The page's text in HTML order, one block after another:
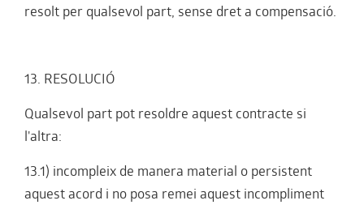
resolt per qualsevol part, sense dret a compensació.
13. RESOLUCIÓ
Qualsevol part pot resoldre aquest contracte si
l'altra:
13.1) incompleix de manera material o persistent
aquest acord i no posa remei aquest incompliment